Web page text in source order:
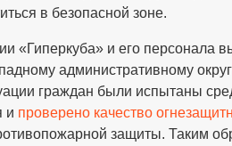
в безопасной зоне.
«Гиперкуба» и его персонала
административному
граждан были испытаны
и проверено качество
защиты. Таким